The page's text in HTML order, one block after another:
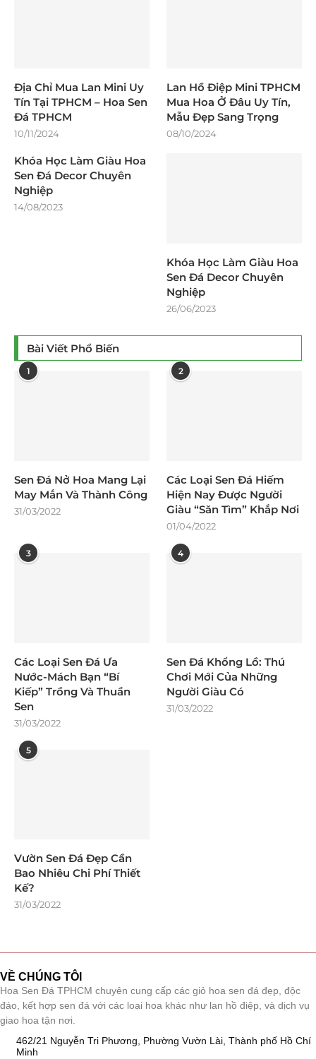
Địa Chỉ Mua Lan Mini Uy
Tín Tại TPHCM – Hoa Sen
Đá TPHCM
10/11/2024
Lan Hồ Điệp Mini TPHCM
Mua Hoa Ở Đâu Uy Tín,
Mẫu Đẹp Sang Trọng
08/10/2024
Khóa Học Làm Giàu Hoa
Sen Đá Decor Chuyên
Nghiệp
14/08/2023
Khóa Học Làm Giàu Hoa
Sen Đá Decor Chuyên
Nghiệp
26/06/2023
Bài Viết Phổ Biến
1
Sen Đá Nở Hoa Mang Lại
May Mắn Và Thành Công
31/03/2022
2
Các Loại Sen Đá Hiếm
Hiện Nay Được Người
Giàu “Săn Tìm” Khắp Nơi
01/04/2022
3
Các Loại Sen Đá Ưa
Nước-Mách Bạn “Bí
Kiếp” Trồng Và Thuần
Sen
31/03/2022
4
Sen Đá Khổng Lồ: Thú
Chơi Mới Của Những
Người Giàu Có
31/03/2022
5
Vườn Sen Đá Đẹp Cần
Bao Nhiêu Chi Phí Thiết
Kế?
31/03/2022
VỀ CHÚNG TÔI
Hoa Sen Đá TPHCM chuyên cung cấp các giỏ hoa sen đá đẹp, độc
đáo, kết hợp sen đá với các loại hoa khác như lan hồ điệp, và dịch vụ
giao hoa tận nơi.
462/21 Nguyễn Tri Phương, Phường Vườn Lài, Thành phố Hồ Chí
Minh